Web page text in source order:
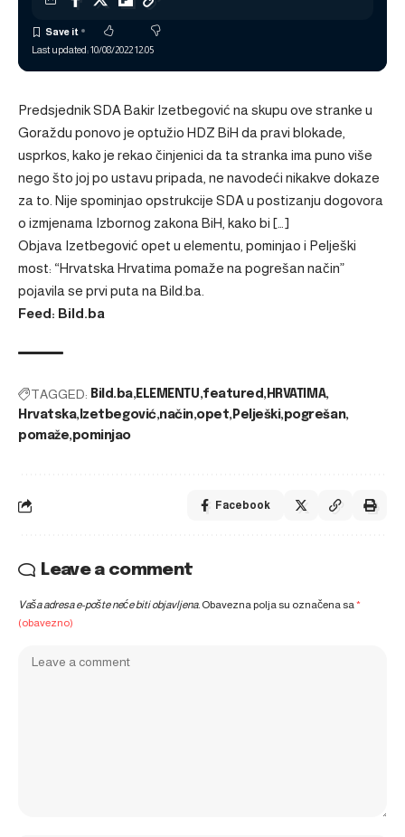
Last updated: 10/08/2022 12:05
Predsjednik SDA Bakir Izetbegović na skupu ove stranke u
Goraždu ponovo je optužio HDZ BiH da pravi blokade,
usprkos, kako je rekao činjenici da ta stranka ima puno više
nego što joj po ustavu pripada, ne navodeći nikakve dokaze
za to. Nije spominjao opstrukcije SDA u postizanju dogovora
o izmjenama Izbornog zakona BiH, kako bi […]
Objava Izetbegović opet u elementu, pominjao i Pelješki
most: “Hrvatska Hrvatima pomaže na pogrešan način”
pojavila se prvi puta na Bild.ba
Feed: Bild.ba
TAGGED: Bild.ba ELEMENTU featured HRVATIMA
Hrvatska Izetbegović način opet Pelješki pogrešan
pomaže pominjao
Facebook
Leave a comment
Vaša adresa e-pošte neće biti objavljena. Obavezna polja su označena sa*
(obavezno)